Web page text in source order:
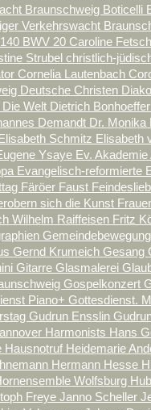
Braunschweig Boticelli
Verkehrswacht
BWV 20 Caroline
Strubel christlich-
Cornelia Lautenbach
Deutsche Christen
Die Welt Dietrich Bonhoeffer
Demandt Dr. Monika
Schmitz Elisabeth
Ysaye Ev.
Evangelisch-reformierte
Färöer Faust
sich die Kunst
Wilhelm Raiffeisen Fritz
Gemeindebewegung
Gernd Krumeich Gesang
Gitarre Glasmalerei
Gospelkonzert
Piano+ Gottesdienst.
Gudrun Ensslin
Harmonists Hans
Hausnotruf Heidemarie
Hermann Hesse
Wolfsburg
Freye Janno Scheller